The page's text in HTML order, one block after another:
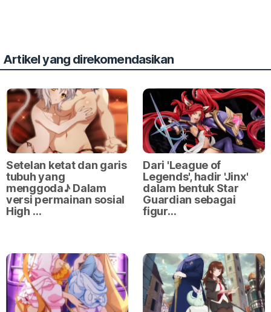
Artikel yang direkomendasikan
Setelan ketat dan garis
tubuh yang
menggoda♪ Dalam
versi permainan sosial
High …
Dari 'League of
Legends', hadir 'Jinx'
dalam bentuk Star
Guardian sebagai
figur…